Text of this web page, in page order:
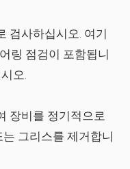
검사하십시오. 여기
링 점검이 포함됩니
오.
장비를 정기적으로
그리스를 제거합니